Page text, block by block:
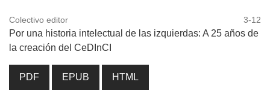
Colectivo editor 3-12
Por una historia intelectual de las izquierdas: A 25 años de
la creación del CeDInCI
PDF EPUB HTML